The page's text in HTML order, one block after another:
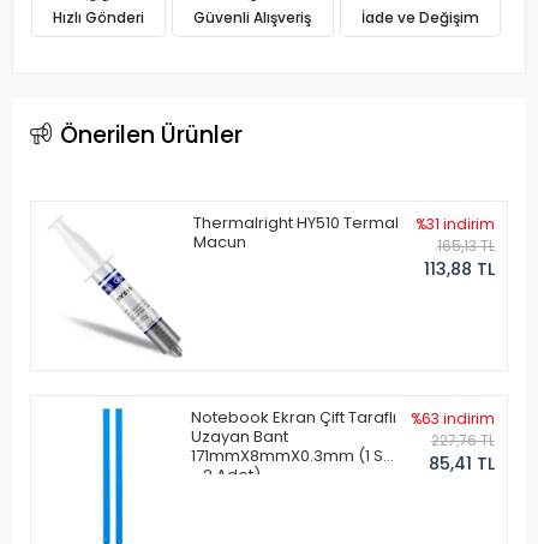
Hızlı Gönderi Güvenli Alışveriş İade ve Değişim
Önerilen Ürünler
Thermalright HY510 Termal
Macun
%31 indirim
165,13 TL
113,88 TL
Notebook Ekran Çift Taraflı
Uzayan Bant
171mmX8mmX0.3mm (1 Set
- 2 Adet)
%63 indirim
227,76 TL
85,41 TL